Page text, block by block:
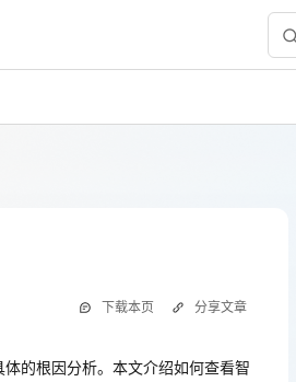
项
件全面适配，
国家云助力中小企业腾
下载本页
的根因分析。本文介绍如何查看智
分享文章
的根因分析。本文介绍如何查看智